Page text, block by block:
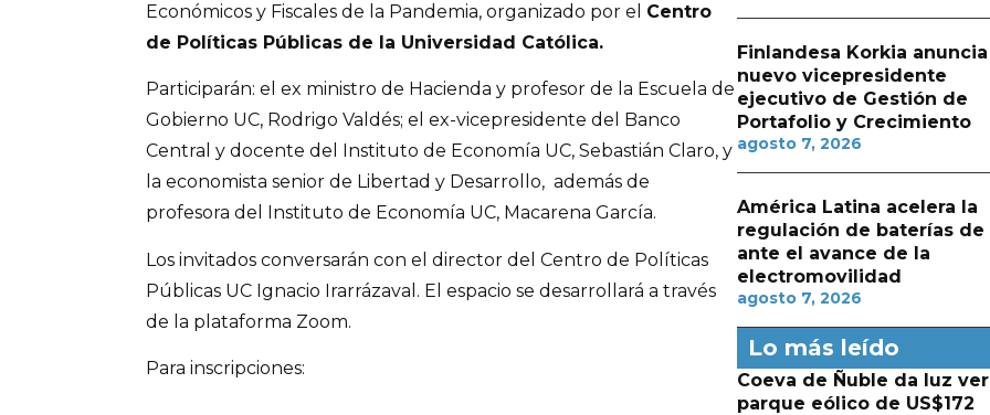
Económicos y Fiscales de la Pandemia, organizado por el Centro
de Políticas Públicas de la Universidad Católica.
Participarán: el ex ministro de Hacienda y profesor de la Escuela de
Gobierno UC, Rodrigo Valdés; el ex-vicepresidente del Banco
Central y docente del Instituto de Economía UC, Sebastián Claro, y
la economista senior de Libertad y Desarrollo, además de
profesora del Instituto de Economía UC, Macarena García.
Los invitados conversarán con el director del Centro de Políticas
Públicas UC Ignacio Irarrázaval. El espacio se desarrollará a través
de la plataforma Zoom.
Para inscripciones:
Finlandesa Korkia anuncia
nuevo vicepresidente
ejecutivo de Gestión de
Portafolio y Crecimiento
agosto 7, 2026
América Latina acelera la
regulación de baterías
ante el avance de la
electromovilidad
agosto 7, 2026
Lo más leído
Coeva de Ñuble da luz
parque eólico de US$172